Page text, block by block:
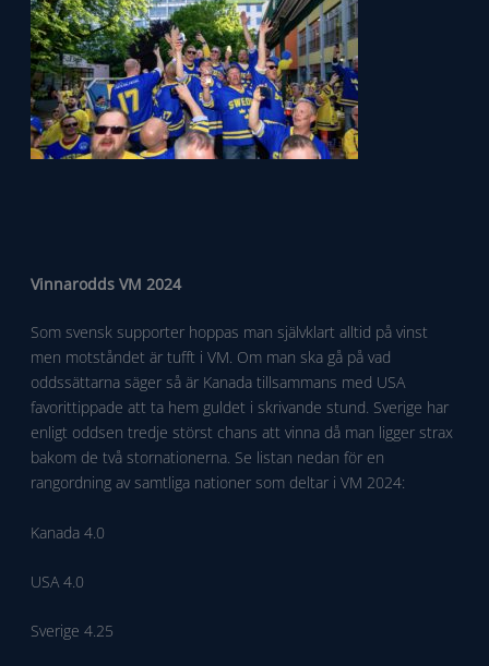
Vinnarodds VM 2024
Som svensk supporter hoppas man självklart alltid på vinst
men motståndet är tufft i VM. Om man ska gå på vad
oddssättarna säger så är Kanada tillsammans med USA
favorittippade att ta hem guldet i skrivande stund. Sverige har
enligt oddsen tredje störst chans att vinna då man ligger strax
bakom de två stornationerna. Se listan nedan för en
rangordning av samtliga nationer som deltar i VM 2024:
Kanada 4.0
USA 4.0
Sverige 4.25